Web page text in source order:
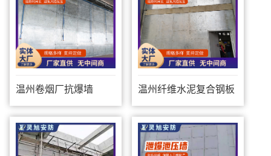
温州卷烟厂抗爆墙 温州纤维水泥复合钢板
防爆墙